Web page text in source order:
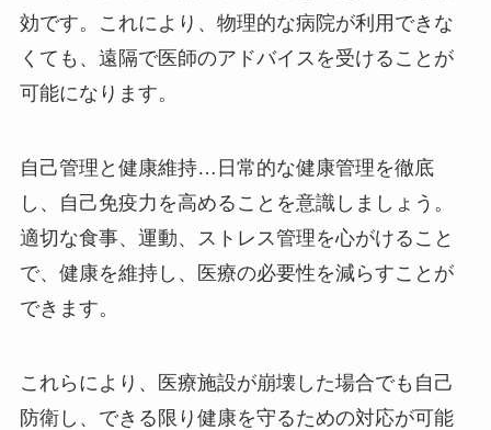
効です。これにより、物理的な病院が利用できな
くても、遠隔で医師のアドバイスを受けることが
可能になります。
自己管理と健康維持…日常的な健康管理を徹底
し、自己免疫力を高めることを意識しましょう。
適切な食事、運動、ストレス管理を心がけること
で、健康を維持し、医療の必要性を減らすことが
できます。
これらにより、医療施設が崩壊した場合でも自己
防衛し、できる限り健康を守るための対応が可能